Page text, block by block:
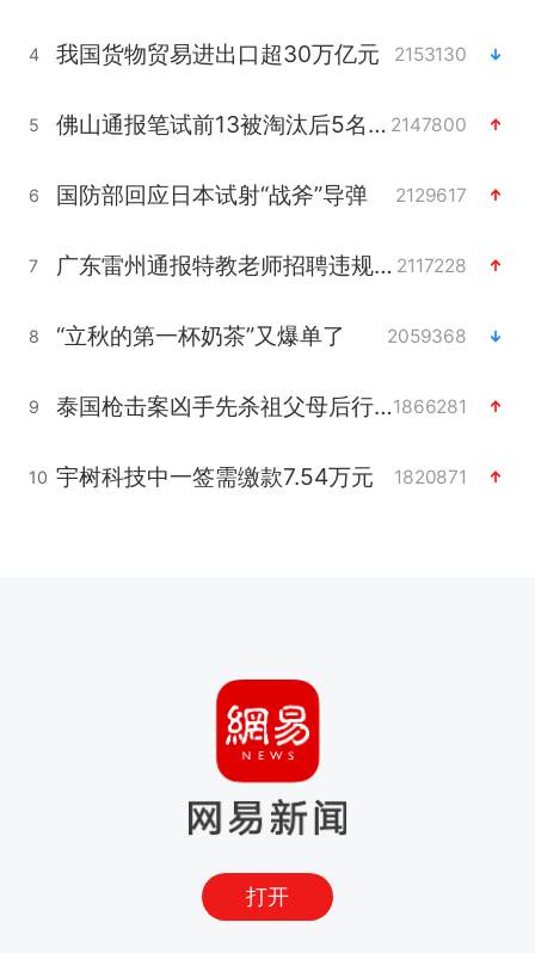
4 我国货物贸易进出口超30万亿元 2153130
5 佛山通报笔试前13被淘汰后5名进体检 2147800
6 国防部回应日本试射“战斧”导弹 2129617
7 广东雷州通报特教老师招聘违规事件 2117228
8 “立秋的第一杯奶茶”又爆单了 2059368
9 泰国枪击案凶手先杀祖父母后行凶1866281
10 宇树科技中一签需缴款7.54万元 1820871
打开